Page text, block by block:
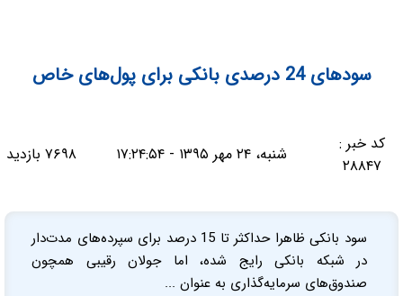
سودهای 24 درصدی بانکی برای پول‌های خاص
کد خبر :
۲۸۸۴۷
شنبه، ۲۴ مهر ۱۳۹۵ - ۱۷:۲۴:۵۴ ۷۶۹۸ بازدید
سود بانکی ظاهرا حداکثر تا 15 درصد برای سپرده‌های مدت‌دار
در شبکه بانکی رایج شده، اما جولان رقیبی همچون
صندوق‌های سرمایه‌گذاری به عنوان ...